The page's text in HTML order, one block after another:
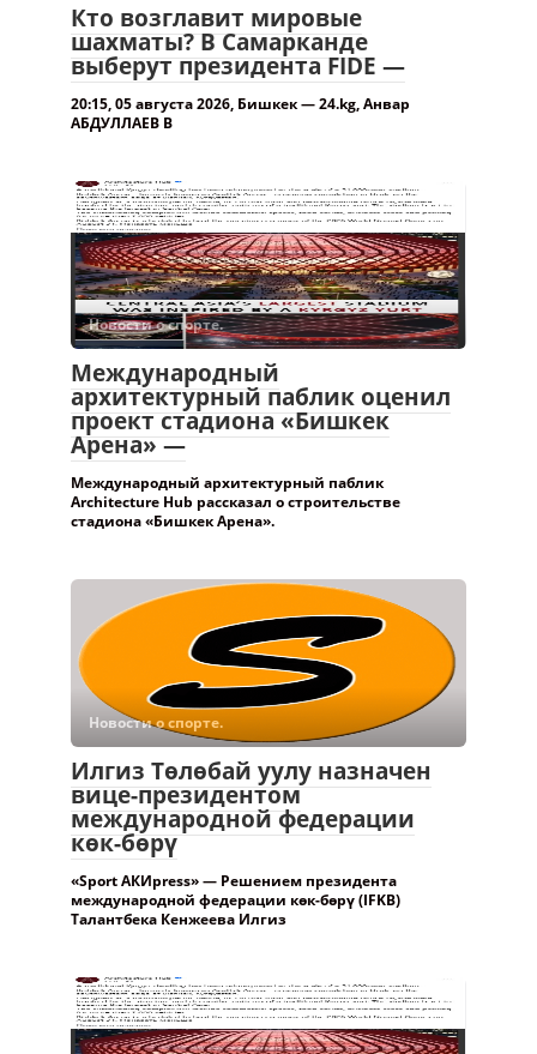
Кто возглавит мировые
шахматы? В Самарканде
выберут президента FIDE —
20:15, 05 августа 2026, Бишкек — 24.kg, Анвар
АБДУЛЛАЕВ В
Новости о спорте.
Международный
архитектурный паблик оценил
проект стадиона «Бишкек
Арена» —
Международный архитектурный паблик
Architecture Hub рассказал о строительстве
стадиона «Бишкек Арена».
Новости о спорте.
Илгиз Төлөбай уулу назначен
вице-президентом
международной федерации
көк-бөрү
«Sport АКИpress» — Решением президента
международной федерации көк-бөрү (IFKB)
Талантбека Кенжеева Илгиз